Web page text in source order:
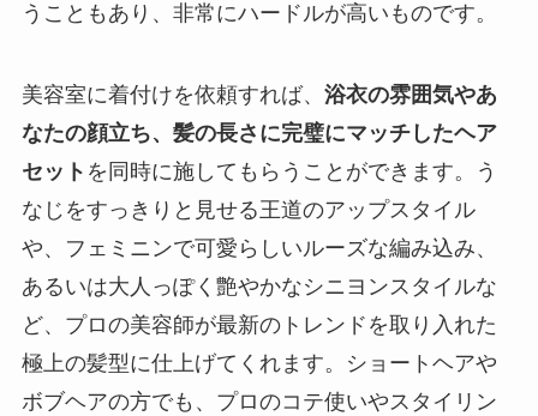
うこともあり、非常にハードルが高いものです。
美容室に着付けを依頼すれば、 浴衣の雰囲気やあ
なたの顔立ち、髪の長さに完璧にマッチしたヘア
セット を同時に施してもらうことができます。う
なじをすっきりと見せる王道のアップスタイル
や、フェミニンで可愛らしいルーズな編み込み、
あるいは大人っぽく艶やかなシニヨンスタイルな
ど、プロの美容師が最新のトレンドを取り入れた
極上の髪型に仕上げてくれます。ショートヘアや
ボブヘアの方でも、プロのコテ使いやスタイリン